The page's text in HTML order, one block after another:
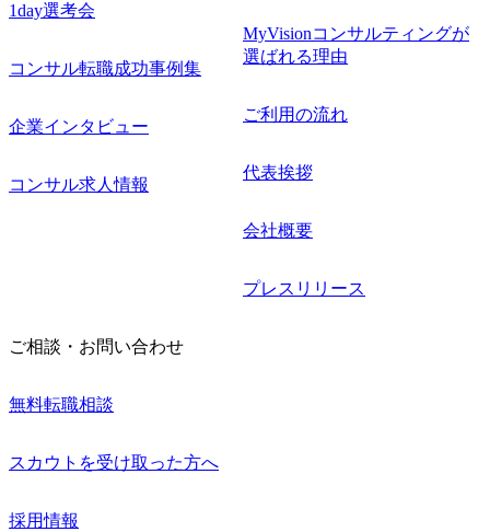
1day選考会
コンサル転職成功事例集
企業インタビュー
コンサル求人情報
MyVisionコンサルティングが
選ばれる理由
ご利用の流れ
代表挨拶
会社概要
プレスリリース
ご相談・お問い合わせ
無料転職相談
スカウトを受け取った方へ
採用情報